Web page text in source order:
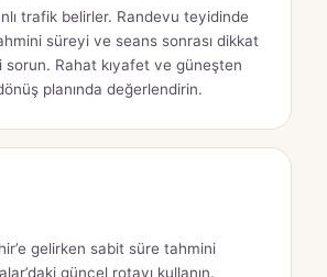
trafik belirler. Randevu teyidinde
süreyi ve seans sonrası dikkat
sorun. Rahat kıyafet ve güneşten
planında değerlendirin.
gelirken sabit süre tahmini
güncel rotayı kullanın.